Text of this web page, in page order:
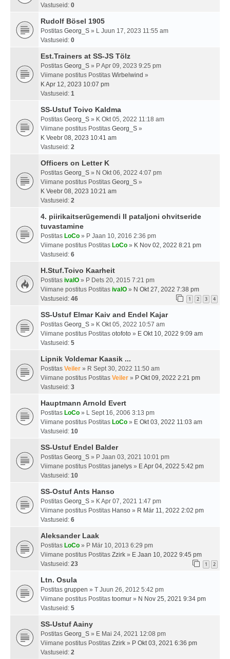
Vastuseid: 0
Rudolf Bösel 1905
Postitas Georg_S » L Juun 17, 2023 11:55 am
Vastuseid: 0
Est.Trainers at SS-JS Tölz
Postitas Georg_S » P Apr 09, 2023 9:25 pm
Viimane postitus Postitas Wirbelwind »
K Apr 12, 2023 10:07 pm
Vastuseid: 1
SS-Ustuf Toivo Kaldma
Postitas Georg_S » K Okt 05, 2022 11:18 am
Viimane postitus Postitas Georg_S »
K Veebr 08, 2023 10:41 am
Vastuseid: 2
Officers on Letter K
Postitas Georg_S » N Okt 06, 2022 4:07 pm
Viimane postitus Postitas Georg_S »
K Veebr 08, 2023 10:21 am
Vastuseid: 2
4. piirikaitserügemendi II pataljoni ohvitseride
tuvastamine
Postitas LoCo » P Jaan 10, 2016 2:36 pm
Viimane postitus Postitas LoCo » K Nov 02, 2022 8:21 pm
Vastuseid: 6
H.Stuf.Toivo Kaarheit
Postitas ivalO » P Dets 20, 2015 7:21 pm
Viimane postitus Postitas ivalO » N Okt 27, 2022 7:38 pm
Vastuseid: 46 1 2 3 4
SS-Ustuf Elmar Kaiv and Endel Kajar
Postitas Georg_S » K Okt 05, 2022 10:57 am
Viimane postitus Postitas otofoto » E Okt 10, 2022 9:09 am
Vastuseid: 5
Lipnik Voldemar Kaasik ...
Postitas Veiler » R Sept 30, 2022 11:50 am
Viimane postitus Postitas Veiler » P Okt 09, 2022 2:21 pm
Vastuseid: 3
Hauptmann Arnold Evert
Postitas LoCo » L Sept 16, 2006 3:13 pm
Viimane postitus Postitas LoCo » E Okt 03, 2022 11:03 am
Vastuseid: 10
SS-Ustuf Endel Balder
Postitas Georg_S » P Jaan 03, 2021 10:01 pm
Viimane postitus Postitas janelys » E Apr 04, 2022 5:42 pm
Vastuseid: 10
SS-Ostuf Ants Hanso
Postitas Georg_S » K Apr 07, 2021 1:47 pm
Viimane postitus Postitas Hanso » R Mär 11, 2022 2:02 pm
Vastuseid: 6
Aleksander Laak
Postitas LoCo » P Mär 10, 2013 6:29 pm
Viimane postitus Postitas Zzirk » E Jaan 10, 2022 9:45 pm
Vastuseid: 23 1 2
Ltn. Osula
Postitas gruppen » T Juun 26, 2012 5:42 pm
Viimane postitus Postitas toomur » N Nov 25, 2021 9:34 pm
Vastuseid: 5
SS-Ustuf Aainy
Postitas Georg_S » E Mai 24, 2021 12:08 pm
Viimane postitus Postitas Zzirk » P Okt 03, 2021 6:36 pm
Vastuseid: 2